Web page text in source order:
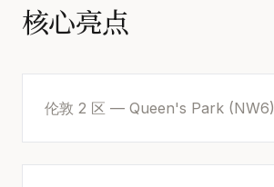
核心亮点
伦敦 2 区 — Queen's Park (NW6)